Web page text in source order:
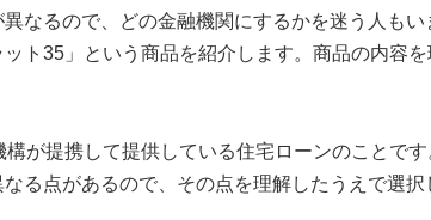
なるので、どの金融機関にするかを迷う人もい
ト35」という商品を紹介します。商品の内容を
が提携して提供している住宅ローンのことです
る点があるので、その点を理解したうえで選択